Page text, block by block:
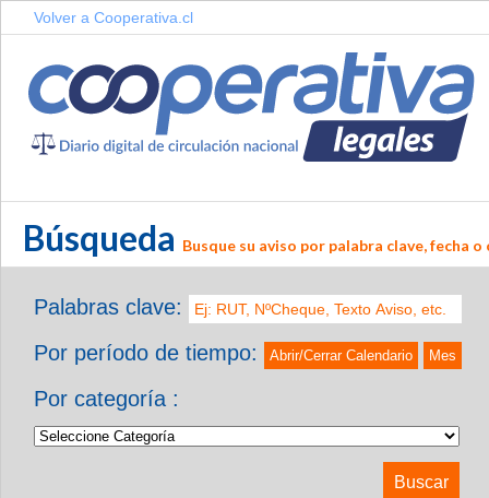
Volver a Cooperativa.cl
Búsqueda Busque su aviso por palabra clave, fecha
Palabras clave:
Por período de tiempo:
Abrir/Cerrar Calendario Mes
Por categoría :